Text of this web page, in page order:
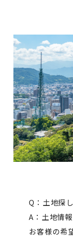
Q：土地探
A：土地情
お客様の希